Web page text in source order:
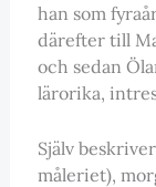
han som
därefter till
och sedan
lärorika,
Själv
måleriet),